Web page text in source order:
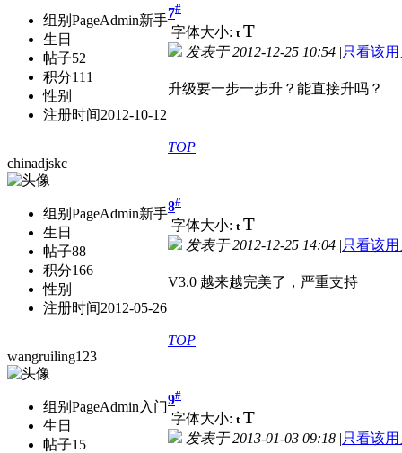
组别 PageAdmin新手
生日
帖子52
积分111
性别
注册时间2012-10-12
7#
字体大小: t T
发表于2012-12-25 10:54 |只看该
升级要一步一步升？能直接升吗？
TOP
chinadjskc
组别 PageAdmin新手
生日
帖子88
积分166
性别
注册时间2012-05-26
8#
字体大小: t T
发表于2012-12-25 14:04 |只看该
V3.0 越来越完美了，严重支持
TOP
wangruiling123
组别 PageAdmin入门
生日
帖子15
9#
字体大小: t T
发表于2013-01-03 09:18 |只看该